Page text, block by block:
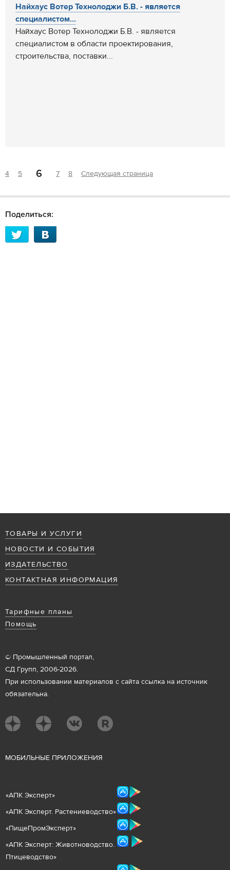
Найхаус Вотер Технолоджи Б.В. - является
специалистом...
Найхаус Вотер Технолоджи Б.В. - является
специалистом в области проектирования,
строительства, поставки...
4 5 6 7 8 Следующая страница
Поделиться:
ТОВАРЫ И УСЛУГИ
НОВОСТИ И СОБЫТИЯ
ИЗДАТЕЛЬСТВО
КОНТАКТНАЯ ИНФОРМАЦИЯ
Тарифные планы
Помощь
© Промышленный портал,
СД Групп, 2006-2026.
При использовании материалов с сайта ссылка на источник
обязательна.
МОБИЛЬНЫЕ ПРИЛОЖЕНИЯ
«АПК Эксперт»
«АПК Эксперт. Растениеводство»
«ПищеПромЭксперт»
«АПК Эксперт: Животноводство.
Птицеводство»